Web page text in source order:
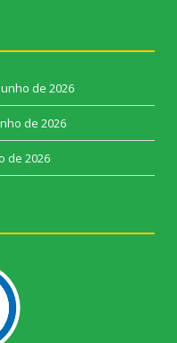
de 2026
de 2026
de 2026